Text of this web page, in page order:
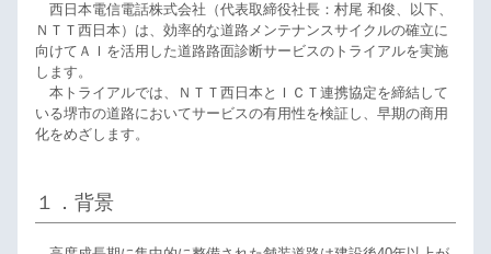
西日本電信電話株式会社（代表取締役社長：村尾 和俊、以下、
ＮＴＴ西日本）は、効率的な道路メンテナンスサイクルの確立に
向けてＡＩを活用した道路路面診断サービスのトライアルを実施
します。
本トライアルでは、ＮＴＴ西日本とＩＣＴ連携協定を締結して
いる堺市の道路においてサービスの有用性を検証し、早期の商用
化をめざします。
１．背景